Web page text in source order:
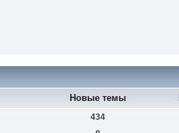
Новые темы
434